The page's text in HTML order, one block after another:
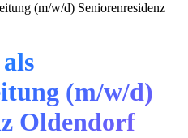
(m/w/d) Seniorenresidenz
(m/w/d)
Oldendorf